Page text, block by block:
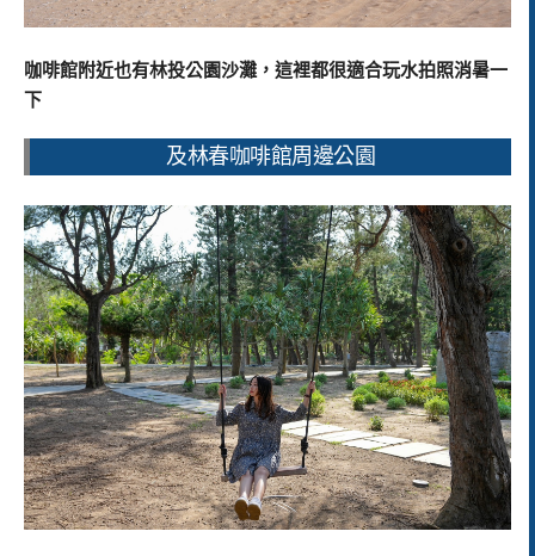
咖啡館附近也有林投公園沙灘，這裡都很適合玩水拍照消暑一
下
及林春咖啡館周邊公園